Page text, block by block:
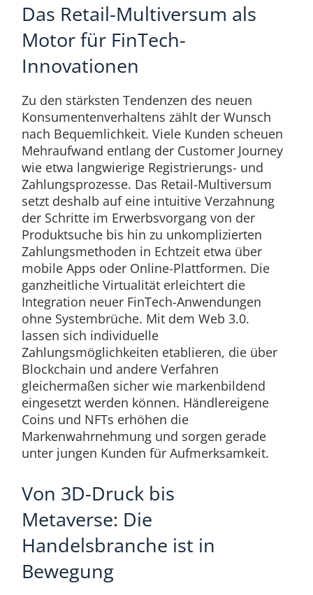
Das Retail-Multiversum als
Motor für FinTech-
Innovationen
Zu den stärksten Tendenzen des neuen
Konsumentenverhaltens zählt der Wunsch
nach Bequemlichkeit. Viele Kunden scheuen
Mehraufwand entlang der Customer Journey
wie etwa langwierige Registrierungs- und
Zahlungsprozesse. Das Retail-Multiversum
setzt deshalb auf eine intuitive Verzahnung
der Schritte im Erwerbsvorgang von der
Produktsuche bis hin zu unkomplizierten
Zahlungsmethoden in Echtzeit etwa über
mobile Apps oder Online-Plattformen. Die
ganzheitliche Virtualität erleichtert die
Integration neuer FinTech-Anwendungen
ohne Systembrüche. Mit dem Web 3.0.
lassen sich individuelle
Zahlungsmöglichkeiten etablieren, die über
Blockchain und andere Verfahren
gleichermaßen sicher wie markenbildend
eingesetzt werden können. Händlereigene
Coins und NFTs erhöhen die
Markenwahrnehmung und sorgen gerade
unter jungen Kunden für Aufmerksamkeit.
Von 3D-Druck bis
Metaverse: Die
Handelsbranche ist in
Bewegung